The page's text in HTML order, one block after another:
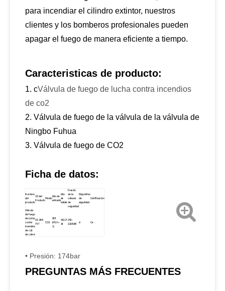
para incendiar el cilindro extintor, nuestros
clientes y los bomberos profesionales pueden
apagar el fuego de manera eficiente a tiempo.
Caracteristicas de producto:
1. cVálvula de fuego de lucha contra incendios
de co2
2. Válvula de fuego de la válvula de la válvula de
Ningbo Fuhua
3. Válvula de fuego de CO2
Ficha de datos:
Nombre
del
producto
ID del
Producto
Medio
Hilo de
entrada
Hilo
de
salida
Presión
de la
válvula
de
seguridad
Dispositivo
de
seguridad
Certificación
Válvula
de fuego
de lucha
contra
incendios
de co2
de cobre
02-248-
757
CO2
25E
(M10 ×
1)
W21.7-
14
192-
222BAR
sí Ce
• Presión: 174bar
PREGUNTAS MÁS FRECUENTES